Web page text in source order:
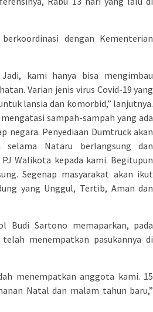
dengan Kementerian
kami hanya bisa mengimbau
Varian jenis virus Covid-19 yang
lansia dan komorbid,” lanjutnya.
sampah-sampah yang ada
negara. Penyediaan Dumtruck akan
selama Nataru berlangsung dan
Walikota kepada kami. Begitupun
Segenap masyarakat akan ikut
yang Unggul, Tertib, Aman dan
Budi Sartono memaparkan, pada
menempatkan pasukannya di
menempatkan anggota kami. 15
Natal dan malam tahun baru,”